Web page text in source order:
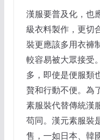
漢服要普及化，也
級衣料製作，更切
裝更應該多用衣褲
較容易被大眾接受
多，即使是便服類
贅和行動不便。為
素服裝代替傳統漢
苟同。漢元素服裝
售，一如日本、韓